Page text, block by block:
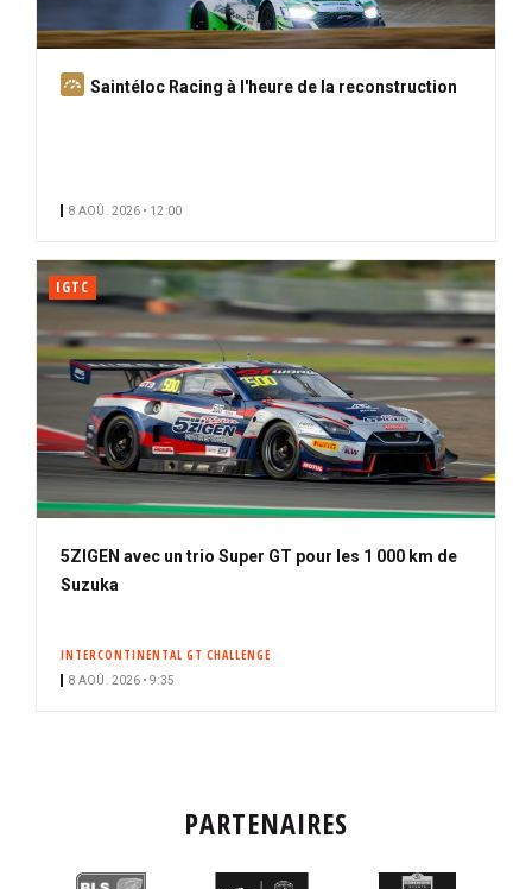
A
Saintéloc Racing à l'heure de la reconstruction
8 AOÛ. 2026 • 12:00
IGTC
5ZIGEN avec un trio Super GT pour les 1 000 km de
Suzuka
INTERCONTINENTAL GT CHALLENGE
8 AOÛ. 2026 • 9:35
PARTENAIRES